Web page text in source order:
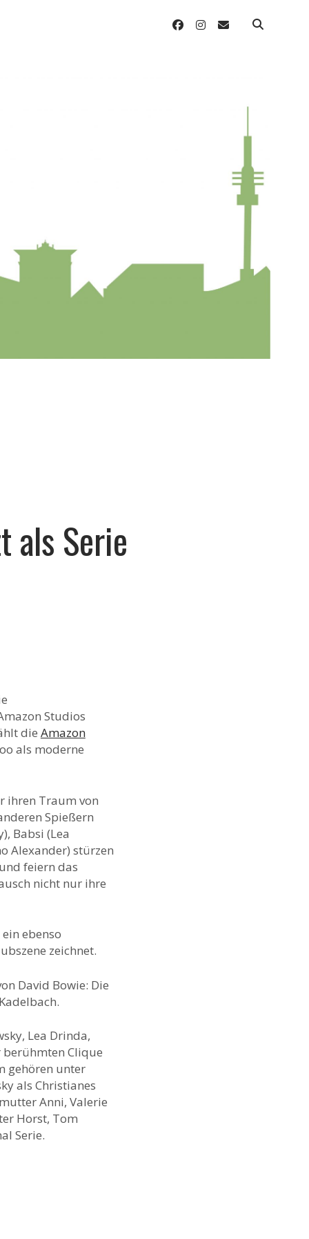
facebookinstagram
email
als Serie
Studios
die Amazon
als moderne
ihren Traum von
Spießern
Babsi (Lea
Alexander) stürzen
feiern das
nicht nur ihre
ebenso
zeichnet.
David Bowie: Die
Lea Drinda,
berühmten Clique
gehören unter
als Christianes
Anni, Valerie
Horst, Tom
Serie.